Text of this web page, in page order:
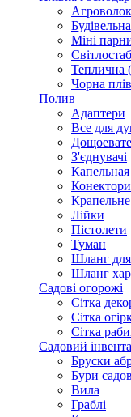
Міні
Теплична
Чорна
Полив
Адаптери
Все для
З'єднувачі
Конектори
Лійки
Пістолети
Туман
Шланг
Шланг
Садові огорожі
Сітка
Сітка
Сітка
Садовий
Бруски
Бури
Вила
Граблі